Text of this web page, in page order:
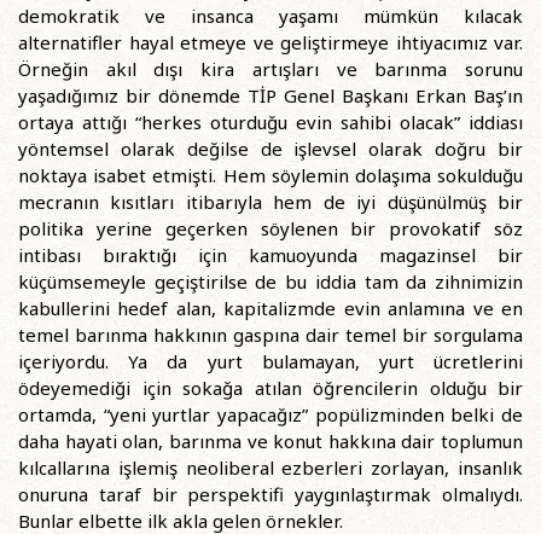
demokratik ve insanca yaşamı mümkün kılacak
alternatifler hayal etmeye ve geliştirmeye ihtiyacımız var.
Örneğin akıl dışı kira artışları ve barınma sorunu
yaşadığımız bir dönemde TİP Genel Başkanı Erkan Baş’ın
ortaya attığı “herkes oturduğu evin sahibi olacak” iddiası
yöntemsel olarak değilse de işlevsel olarak doğru bir
noktaya isabet etmişti. Hem söylemin dolaşıma sokulduğu
mecranın kısıtları itibarıyla hem de iyi düşünülmüş bir
politika yerine geçerken söylenen bir provokatif söz
intibası bıraktığı için kamuoyunda magazinsel bir
küçümsemeyle geçiştirilse de bu iddia tam da zihnimizin
kabullerini hedef alan, kapitalizmde evin anlamına ve en
temel barınma hakkının gaspına dair temel bir sorgulama
içeriyordu. Ya da yurt bulamayan, yurt ücretlerini
ödeyemediği için sokağa atılan öğrencilerin olduğu bir
ortamda, “yeni yurtlar yapacağız” popülizminden belki de
daha hayati olan, barınma ve konut hakkına dair toplumun
kılcallarına işlemiş neoliberal ezberleri zorlayan, insanlık
onuruna taraf bir perspektifi yaygınlaştırmak olmalıydı.
Bunlar elbette ilk akla gelen örnekler.